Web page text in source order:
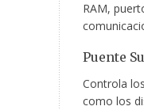
RAM,
Puente
Controla
como los